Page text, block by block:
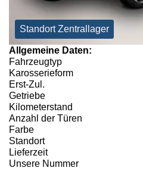
Standort Zentrallager
Allgemeine Daten:
Fahrzeugtyp
Karosserieform
Erst-Zul.
Getriebe
Kilometerstand
Anzahl der Türen
Farbe
Standort
Lieferzeit
Unsere Nummer